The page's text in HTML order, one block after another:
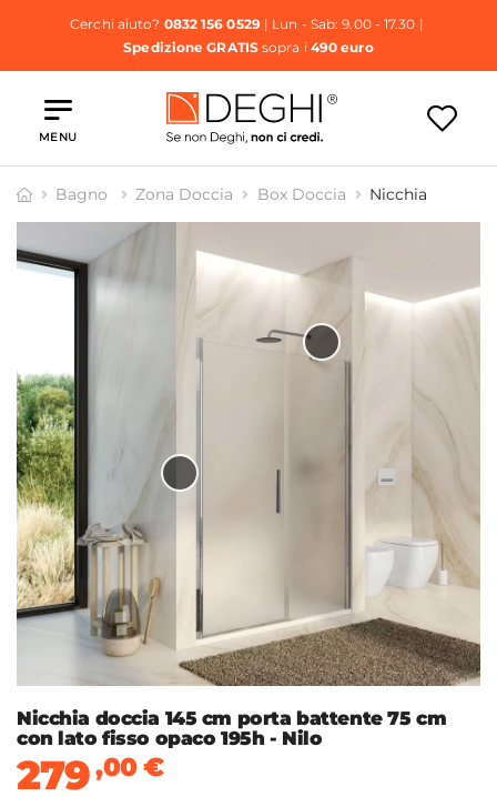
Cerchi aiuto? 0832 156 0529| Lun - Sab: 9.00 - 17.30 |
Spedizione GRATISsopra i 490 euro
MENU
Bagno Zona Doccia Box Doccia Nicchia
Nicchia doccia 145 cm porta battente 75 cm
con lato fisso opaco 195h - Nilo
279,00€